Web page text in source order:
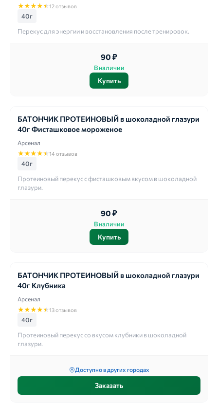
★★★★★12 отзывов
40г
Перекус для энергии и восстановления после тренировок.
90 ₽
В наличии
Купить
БАТОНЧИК ПРОТЕИНОВЫЙ в шоколадной глазури
40г Фисташковое мороженое
Арсенал
★★★★★14 отзывов
40г
Протеиновый перекус с фисташковым вкусом в шоколадной
глазури.
90 ₽
В наличии
Купить
БАТОНЧИК ПРОТЕИНОВЫЙ в шоколадной глазури
40г Клубника
Арсенал
★★★★★13 отзывов
40г
Протеиновый перекус со вкусом клубники в шоколадной
глазури.
Доступно в других городах
Заказать